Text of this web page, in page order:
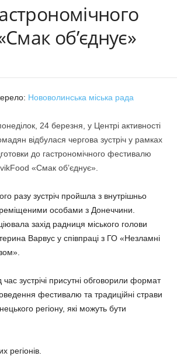
об’єднує»
Нововолинська міська рада
24 березня, у Центрі активності
відбулася чергова зустріч у рамках
до гастрономічного фестивалю
«Смак об’єднує».
разу зустріч пройшла з внутрішньо
особами з Донеччини.
захід радниця міського голови
Варвус у співпраці з ГО «Незламні
час зустрічі присутні обговорили формат
фестивалю та традиційні страви
регіону, які можуть бути
регіонів.